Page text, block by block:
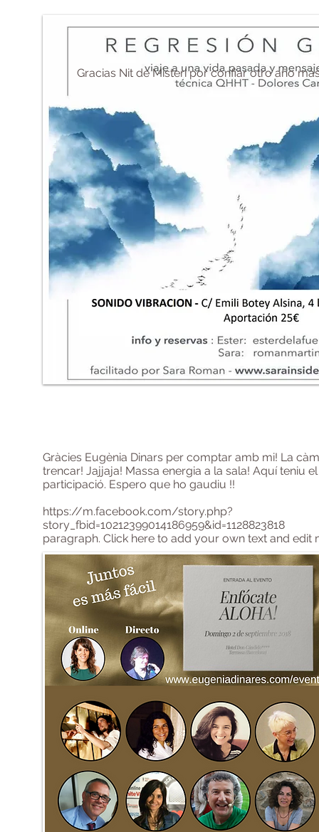
Gracias Nit de Misteri por confiar otro año
Gràcies Eugènia Dinars per comptar amb mi! La
trencar! Jajjaja! Massa energia a la sala! Aquí teniu
participació. Espero que ho gaudiu !!
https://m.facebook.com/story.php?
story_fbid=10212399014186959&id=1128823818
paragraph. Click here to add your own text and edit